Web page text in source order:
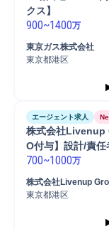
クス】
900~1400万
東京ガス株式会社
東京都港区
エージェント求人
株式会社Livenup
O付与】設計/責任
700~1000万
株式会社Livenup
東京都港区